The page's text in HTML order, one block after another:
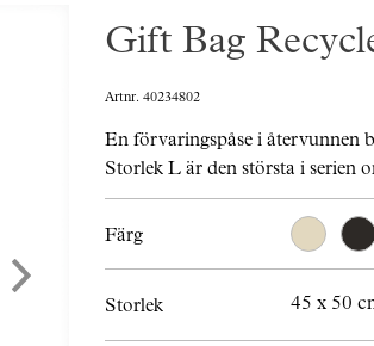
Gift Bag
Artnr. 40234802
En förvaringspåse i återvunnen
Storlek L är den största i serien
Färg
Storlek 45 x 50